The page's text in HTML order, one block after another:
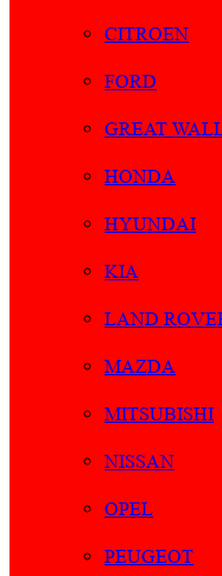
CITROEN
FORD
GREAT
HONDA
HYUNDAI
KIA
LAND
MAZDA
MITSUBISHI
NISSAN
OPEL
PEUGEOT